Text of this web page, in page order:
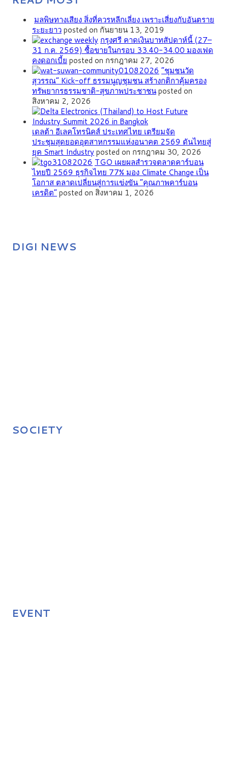
มลพิษทางเสียง สิ่งที่ควรหลีกเลี่ยง เพราะเสี่ยงกับอันตราย
ระยะยาวposted on กันยายน 13, 2019
กรุงศรี คาดเงินบาทสัปดาห์นี้ (27–
31 ก.ค. 2569) ซื้อขายในกรอบ 33.40-34.00 มองเฟด
คงดอกเบี้ย posted on กรกฎาคม 27, 2026
”ชุมชนวัด
สุวรรณ” Kick-off ธรรมนูญชุมชน สร้างกติกาคุ้มครอง
ทรัพยากรธรรมชาติ-สุขภาพประชาชนposted on
สิงหาคม 2, 2026
เดลต้า อีเลคโทรนิคส์ ประเทศไทย เตรียมจัด
ประชุมสุดยอดอุตสาหกรรมแห่งอนาคต 2569 ดันไทยสู่
ยุค Smart Industryposted on กรกฎาคม 30, 2026
TGO เผยผลสำรวจตลาดคาร์บอน
ไทยปี 2569 ธุรกิจไทย 77% มอง Climate Change เป็น
โอกาส ตลาดเปลี่ยนสู่การแข่งขัน “คุณภาพคาร์บอน
เครดิต”posted on สิงหาคม 1, 2026
DIGI NEWS
SOCIETY
EVENT